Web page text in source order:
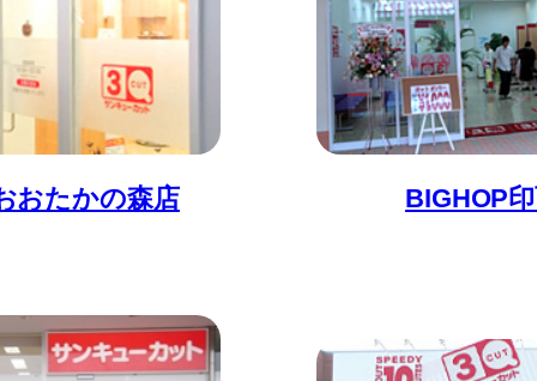
おたかの森店 BIGHOP